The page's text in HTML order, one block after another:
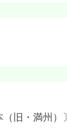
旧・満州）〕